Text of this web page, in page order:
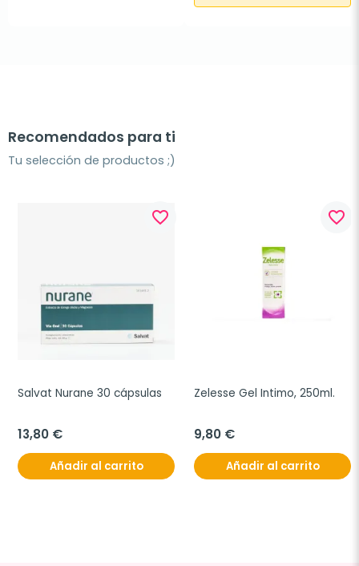
Recomendados para ti
Tu selección de productos ;)
favorite_border
Salvat Nurane 30 cápsulas
13,80 €
Añadir al carrito
favorite_border
Zelesse Gel Intimo, 250ml.
9,80 €
Añadir al carrito